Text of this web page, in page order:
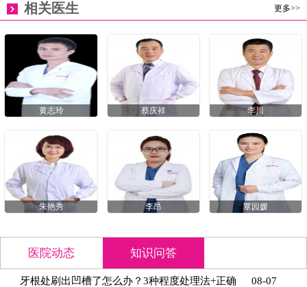
更多>>
相关医生
黄志玲 蔡庆祥 李川
朱艳秀 李昂 覃园媛
医院动态 知识问答
牙根处刷出凹槽了怎么办？3种程度处理法+正确 08-07